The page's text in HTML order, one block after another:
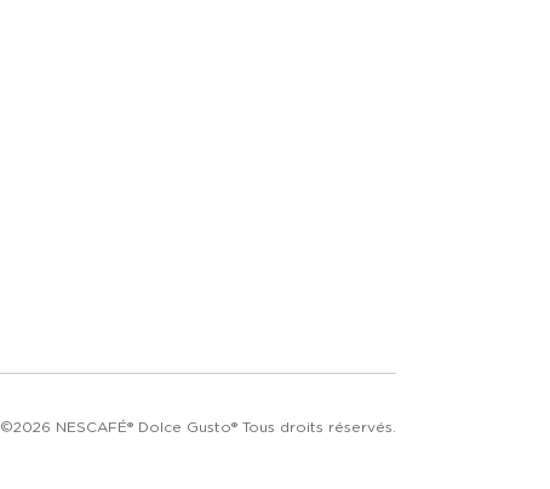
©2026 NESCAFÉ® Dolce Gusto® Tous droits réservés.